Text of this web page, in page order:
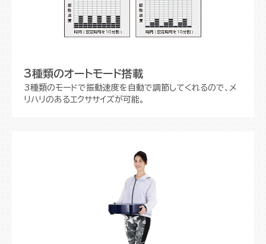
3種類のオートモード搭載
3種類のモードで振動速度を自動で調節してくれるので、メ
リハリのあるエクササイズが可能。